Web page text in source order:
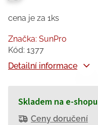
Skladem na e-shopu
Ceny doručení
cena je za 1ks
Detailní informace
Značka: SunPro
Kód: 1377